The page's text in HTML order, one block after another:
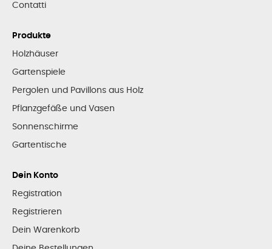
Contatti
Produkte
Holzhäuser
Gartenspiele
Pergolen und Pavillons aus Holz
Pflanzgefäße und Vasen
Sonnenschirme
Gartentische
Dein Konto
Registration
Registrieren
Dein Warenkorb